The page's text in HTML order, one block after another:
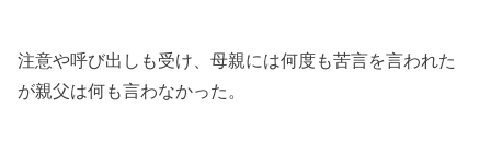
注意や呼び出しも受け、母親には何度も苦言を言われた
が親父は何も言わなかった。